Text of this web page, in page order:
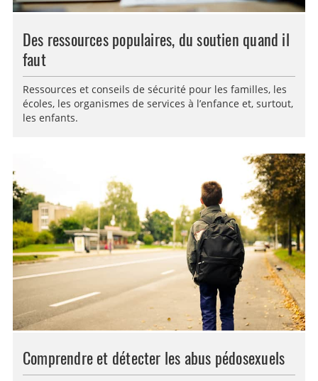
Des ressources populaires, du soutien quand il
faut
Ressources et conseils de sécurité pour les familles, les
écoles, les organismes de services à l’enfance et, surtout,
les enfants.
Comprendre et détecter les abus pédosexuels